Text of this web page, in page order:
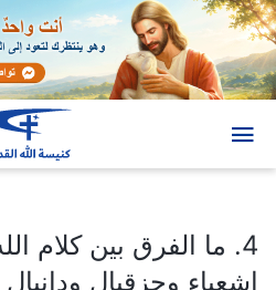
4. ما الفرق بين كلام
إشعياء وحزقيال